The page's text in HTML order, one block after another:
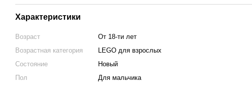
Характеристики
Возраст
От 18-ти лет
Возрастная категория
LEGO для взрослых
Состояние
Новый
Пол
Для мальчика